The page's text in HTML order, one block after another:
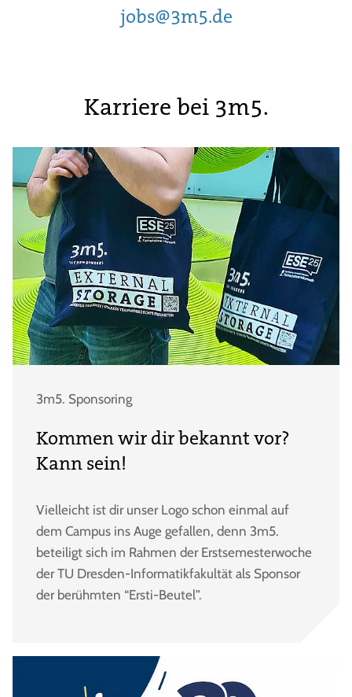
jobs@3m5.de
Karriere bei 3m5.
3m5. Sponsoring
Kommen wir dir bekannt vor?
Kann sein!
Vielleicht ist dir unser Logo schon einmal auf
dem Campus ins Auge gefallen, denn 3m5.
beteiligt sich im Rahmen der Erstsemesterwoche
der TU Dresden-Informatikfakultät als Sponsor
der berühmten “Ersti-Beutel”.